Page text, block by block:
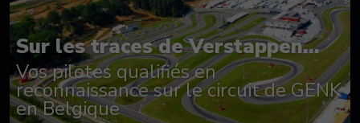
Sur les traces de Verstappen...
Vos pilotes qualifiés en
reconnaissance sur le circuit de GENK
en Belgique